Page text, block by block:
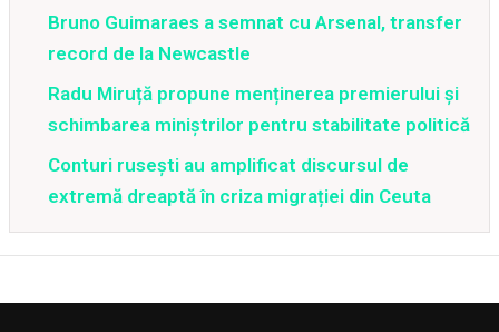
Bruno Guimaraes a semnat cu Arsenal, transfer
record de la Newcastle
Radu Miruță propune menținerea premierului și
schimbarea miniștrilor pentru stabilitate politică
Conturi rusești au amplificat discursul de
extremă dreaptă în criza migrației din Ceuta